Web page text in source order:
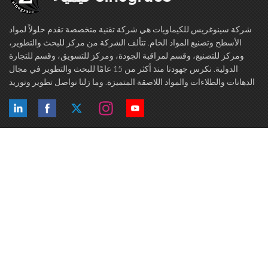
شركة سينوغريس للكيماويات هي شركة تقنية متخصصة تقدم حلولاً لمواد
الأسطح وتصنيع المواد الخام. تتألف الشركة من مركز للبحث والتطوير،
ومركز للتصنيع، وقسم لمراقبة الجودة، ومركز للتسويق، وقسم للتجارة
الدولية. نكرس جهودنا منذ أكثر من 15 عامًا للبحث والتطوير في مجال
الدهانات والطلاءات والمواد اللاصقة المتميزة. وما زلنا نواصل تطوير وتوريد